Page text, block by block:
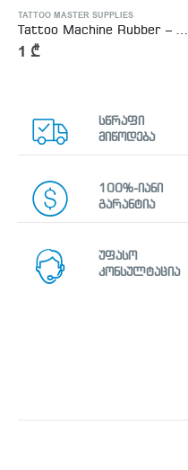
MASTER SUPPLIES
TATTOO MASTER SUPPLIES
Tattoo Machine Rubber – ტატუს აპარატის რეზინები
1 ₾
სწრაფი
მიწოდება
100%-იანი
გარანტია
უფასო
კონსულტაცია